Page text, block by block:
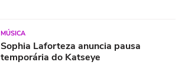
MÚSICA
Sophia Laforteza anuncia pausa
temporária do Katseye